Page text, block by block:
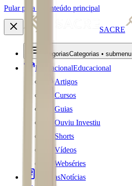
Pular para o conteúdo principal
SACRE
CategoriasCategorias • submenu
EducacionalEducacional
Artigos
Cursos
Guias
Ouviu Investiu
Shorts
Vídeos
Webséries
NotíciasNotícias